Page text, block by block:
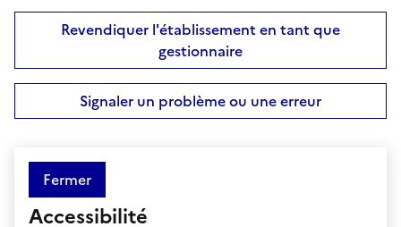
Revendiquer l'établissement en tant que
gestionnaire
Signaler un problème ou une erreur
Fermer
Accessibilité